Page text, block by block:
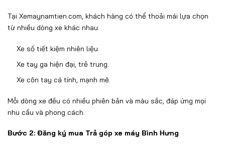
Tại Xemaynamtien.com, khách hàng có thể thoải mái lựa chọn
từ nhiều dòng xe khác nhau:
Xe số tiết kiệm nhiên liệu.
Xe tay ga hiệnđại, trẻ trung.
Xe côn tay cá tính, mạnh mẽ.
Mỗi dòng xe đều có nhiều phiên bản và màu sắc, đáp ứng mọi
nhu cầu và phong cách.
Bước 2: Đăng ký mua Trả góp xe máy Bình Hưng